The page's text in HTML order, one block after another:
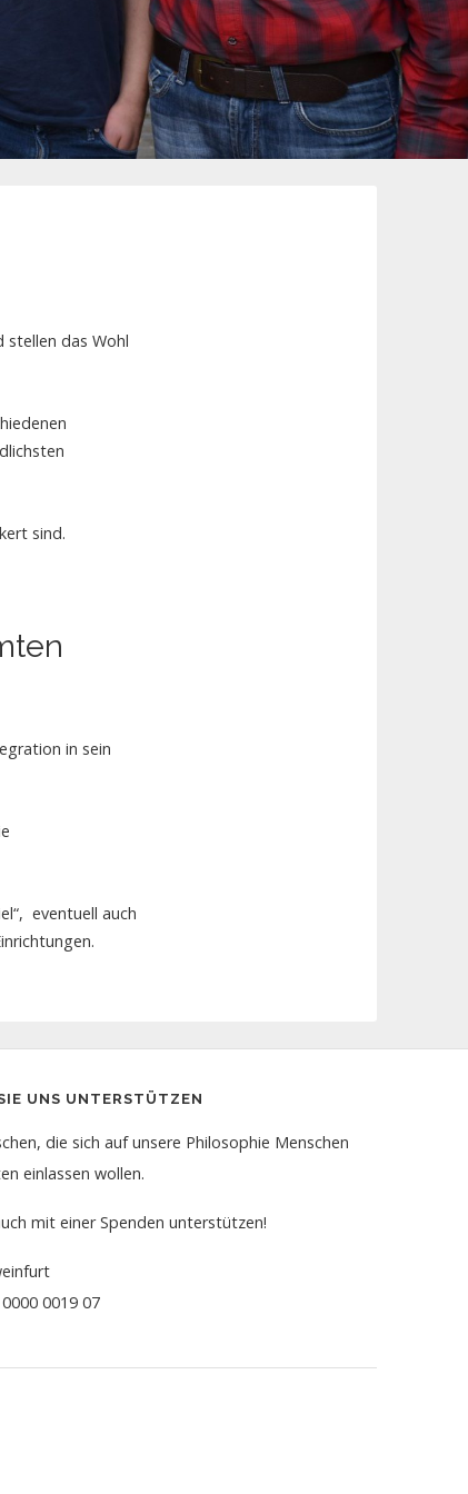
stellen das Wohl
sind.
in sein
eventuell auch
UNS UNTERSTÜTZEN
die sich auf unsere Philosophie Menschen
einlassen wollen.
mit einer Spenden unterstützen!
0019 07